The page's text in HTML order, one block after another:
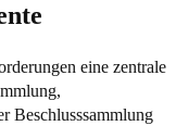
eine zentrale
Beschlusssammlung